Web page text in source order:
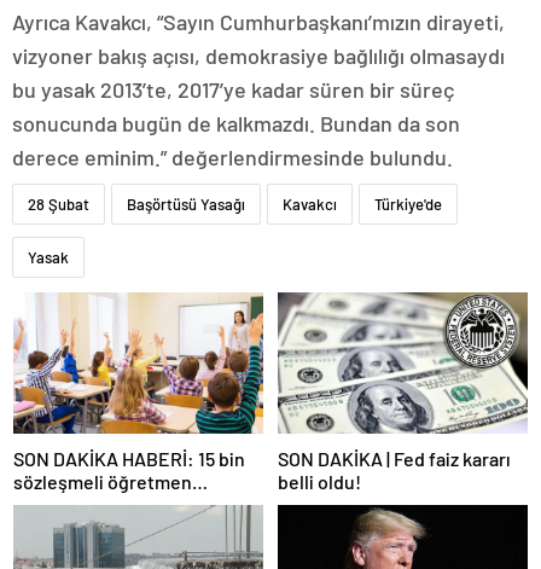
Ayrıca Kavakcı, “Sayın Cumhurbaşkanı’mızın dirayeti,
vizyoner bakış açısı, demokrasiye bağlılığı olmasaydı
bu yasak 2013’te, 2017’ye kadar süren bir süreç
sonucunda bugün de kalkmazdı. Bundan da son
derece eminim.” değerlendirmesinde bulundu.
28 Şubat Başörtüsü Yasağı Kavakcı Türkiye'de
Yasak
SON DAKİKA HABERİ: 15 bin
sözleşmeli öğretmen
atamasında sözlü sınava hak
kazanan adaylar açıklandı
SON DAKİKA | Fed faiz kararı
belli oldu!